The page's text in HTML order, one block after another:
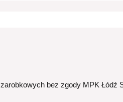
bez zgody MPK Łódź